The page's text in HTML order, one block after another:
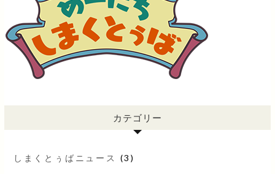
カテゴリー
しまくとぅばニュース (3)